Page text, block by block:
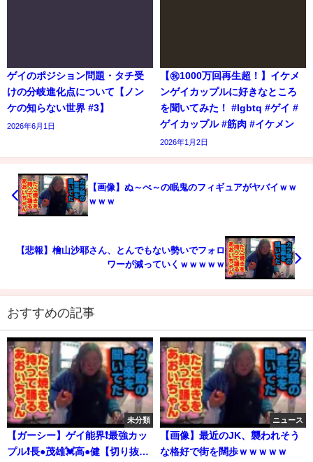
ゲイのポジション問題・タチ受
けの分岐進化点について【ノン
ケの知らない世界 #3】
2026年6月1日
【㊗️1000万回再生超！】イケメ
ンゲイカップルに好きなところ
を聞いてみた！ #lgbtq #ゲイ #
ゲイカップル #筋肉 #イケメン
2026年1月2日
【画像】ぬ～べ～の眠鬼のフィギュアがヤバイｗｗ
ｗｗｗ
【悲報】檜山沙耶さん、とんでもない勢いでフォロ
ワーが減っていくｗｗｗｗｗ
おすすめの記事
未分類
【ガーシー】ゲイ能界❗️最強カッ
プル❗️長●茂雄💓高●健【切り抜
ニュース
【画像】最近のJK、襲われそう
な格好で街を闊歩ｗｗｗｗｗ